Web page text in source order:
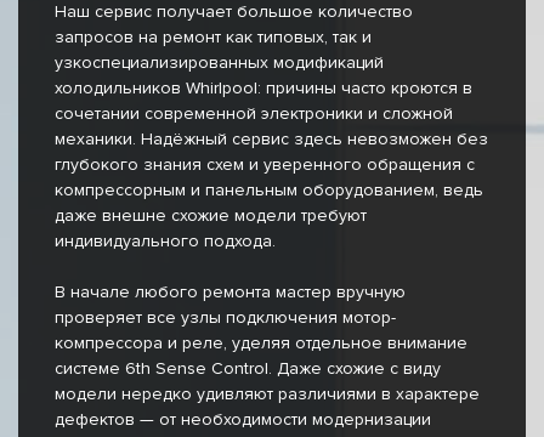
Наш сервис получает большое количество
запросов на ремонт как типовых, так и
узкоспециализированных модификаций
холодильников Whirlpool: причины часто кроются в
сочетании современной электроники и сложной
механики. Надёжный сервис здесь невозможен без
глубокого знания схем и уверенного обращения с
компрессорным и панельным оборудованием, ведь
даже внешне схожие модели требуют
индивидуального подхода.
В начале любого ремонта мастер вручную
проверяет все узлы подключения мотор-
компрессора и реле, уделяя отдельное внимание
системе 6th Sense Control. Даже схожие с виду
модели нередко удивляют различиями в характере
дефектов — от необходимости модернизации